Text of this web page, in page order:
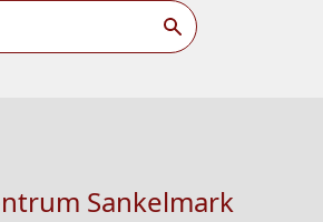
Sankelmark